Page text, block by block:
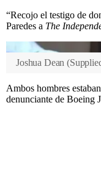
“Recojo el testigo de
Paredes a The
Joshua Dean (
Ambos hombres
denunciante de Boeing